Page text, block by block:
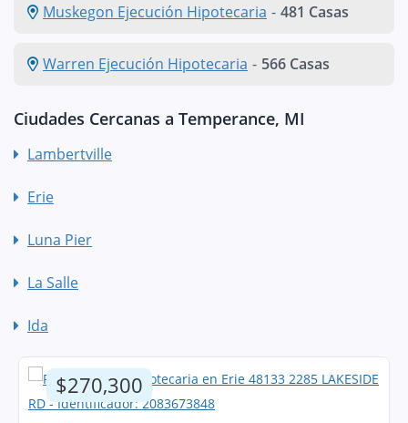
Muskegon Ejecución Hipotecaria - 481 Casas
Warren Ejecución Hipotecaria - 566 Casas
Ciudades Cercanas a Temperance, MI
Lambertville
Erie
Luna Pier
La Salle
Ida
$270,300